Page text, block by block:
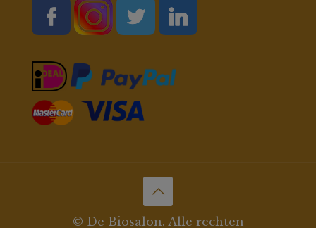
© De Biosalon. Alle rechten